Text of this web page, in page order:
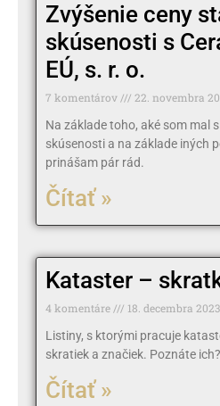
Zvýšenie ceny
skúsenosti s
EÚ, s. r. o.
7 komentárov
22. novembra
Na základe toho, aké som mal
skúsenosti a na základe iných
prinášam pár rád.
Čítať »
Kataster –
4 komentáre
18. decembra 2023
Listiny, s ktorými pracuje
skratiek a značiek. Poznáte ich?
Čítať »